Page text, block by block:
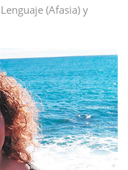
(Afasia) y